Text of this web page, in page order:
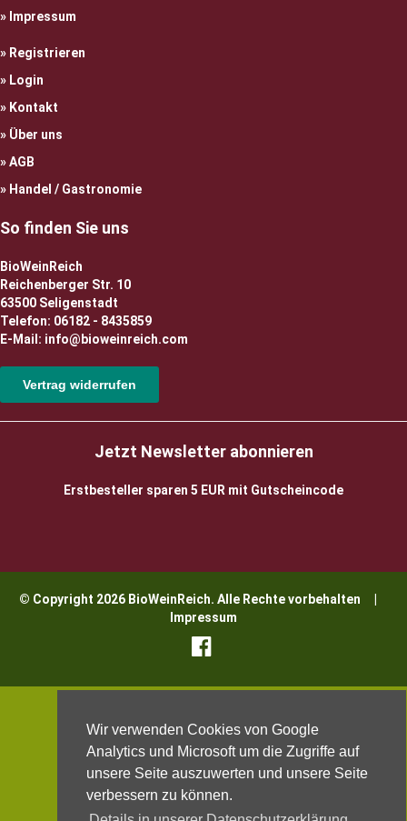
Wir verwenden Cookies von Google
Analytics und Microsoft um die Zugriffe auf
unsere Seite auszuwerten und unsere Seite
verbessern zu können.
Impressum
Registrieren
Login
Kontakt
Über uns
AGB
Handel / Gastronomie
So finden Sie uns
BioWeinReich
Reichenberger Str. 10
63500 Seligenstadt
Telefon: 06182 - 8435859
E-Mail: info@bioweinreich.com
Vertrag widerrufen
Jetzt Newsletter abonnieren
Erstbesteller sparen 5 EUR mit Gutscheincode
© Copyright 2026 BioWeinReich. Alle Rechte vorbehalten |
Impressum